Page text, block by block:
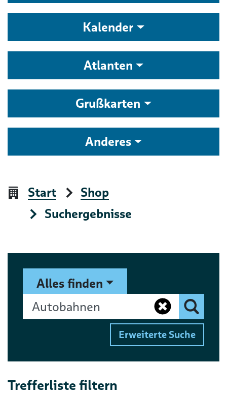
Kalender
Atlanten
Grußkarten
Anderes
Start
Shop
Suchergebnisse
Suchformular
Alles finden
Suchbegriff
Eingaben
Finden
Erweiterte Suche
Trefferliste filtern